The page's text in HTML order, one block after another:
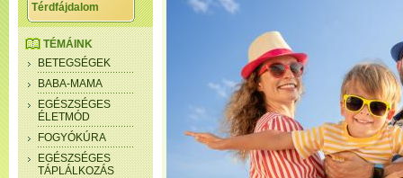
Térdfájdalom
TÉMÁINK
BETEGSÉGEK
BABA-MAMA
EGÉSZSÉGES
ÉLETMÓD
FOGYÓKÚRA
EGÉSZSÉGES
TÁPLÁLKOZÁS